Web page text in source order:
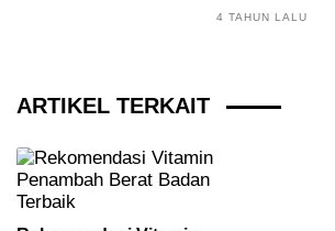
4 TAHUN LALU
ARTIKEL TERKAIT